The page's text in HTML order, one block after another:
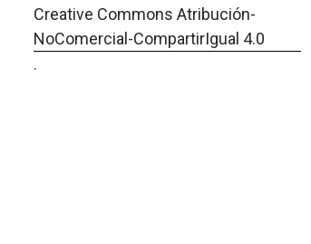
Creative Commons Atribución-
NoComercial-CompartirIgual 4.0
.